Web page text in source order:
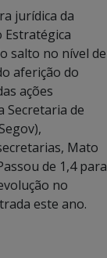
jurídica da
Estratégica
salto no nível de
aferição do
ações
Secretaria de
Mato
de 1,4 para
no
este ano.